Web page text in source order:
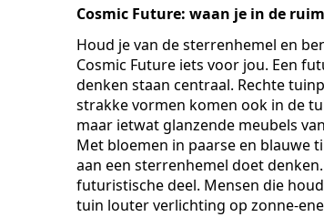
Cosmic Future: waan je in de
Houd je van de sterrenhemel en
Cosmic Future iets voor jou. Een
denken staan centraal. Rechte
strakke vormen komen ook in de
maar ietwat glanzende meubels
Met bloemen in paarse en blauwe
aan een sterrenhemel doet
futuristische deel. Mensen die
tuin louter verlichting op zonne-